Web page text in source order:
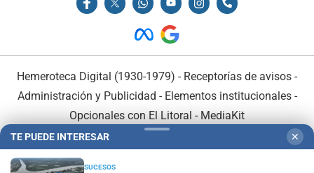
Hemeroteca Digital (1930-1979) - Receptorías de avisos -
Administración y Publicidad - Elementos institucionales-
Opcionales con El Litoral - MediaKit
TE PUEDE INTERESAR ✕
SUCESOS